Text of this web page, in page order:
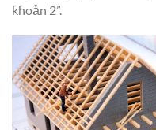
khoản 2”.